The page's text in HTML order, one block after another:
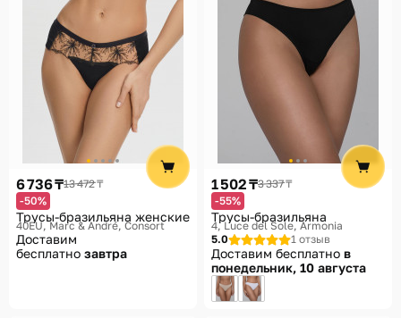
6 736 ₸13 472 ₸
-50%
Трусы-бразильяна женские
40EU Marc & André, Consort
Доставим
бесплатно завтра
1 502 ₸3 337 ₸
-55%
Трусы-бразильяна
4 Luce del Sole, Armonia
5.0
1 отзыв
Доставим бесплатно в
понедельник, 10 августа